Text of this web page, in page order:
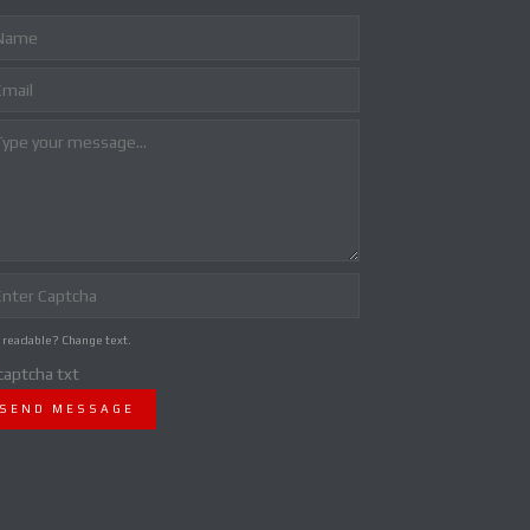
Change text.
SEND MESSAGE